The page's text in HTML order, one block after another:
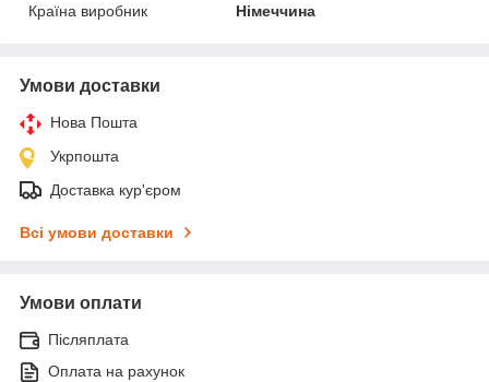
Країна виробник
Німеччина
Умови доставки
Нова Пошта
Укрпошта
Доставка кур'єром
Всі умови доставки
Умови оплати
Післяплата
Оплата на рахунок